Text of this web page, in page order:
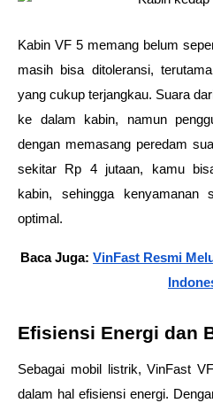
Kabin VF 5 memang belum
masih bisa ditoleransi,
yang cukup terjangkau. Suara
ke dalam kabin, namun
dengan memasang peredam
sekitar Rp 4 jutaan, kamu
kabin, sehingga kenyamanan
optimal.
Baca Juga: VinFast Resmi
Efisiensi Energi dan
Sebagai mobil listrik, VinFast
dalam hal efisiensi energi.